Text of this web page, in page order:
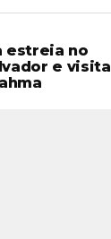
estreia no
e visita